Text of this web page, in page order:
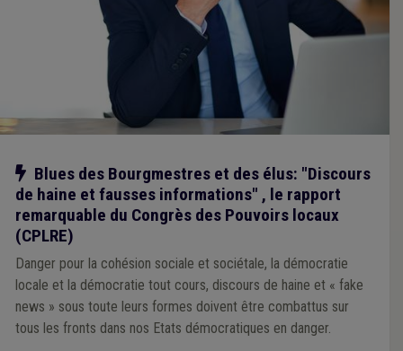
Notre action
Blues des Bourgmestres et des élus: "Discours
de haine et fausses informations" , le rapport
remarquable du Congrès des Pouvoirs locaux
(CPLRE)
Danger pour la cohésion sociale et sociétale, la démocratie
locale et la démocratie tout cours, discours de haine et « fake
news » sous toute leurs formes doivent être combattus sur
tous les fronts dans nos Etats démocratiques en danger.